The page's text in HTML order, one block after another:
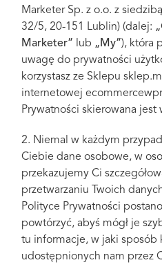
Marketer Sp. z o.o. z
32/5, 20-151 Lublin) (dalej:
Marketer”
lub „My”), która
uwagę do prywatności
korzystasz ze Sklepu
internetowej
Prywatności skierowana jest
2. Niemal w każdym
Ciebie dane osobowe, w
przekazujemy Ci
przetwarzaniu Twoich
Polityce Prywatności
powtórzyć, abyś mógł je
tu informacje, w jaki sposób
udostępnionych nam przez